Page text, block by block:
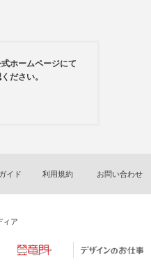
ホームページにて
ださい。
イド 利用規約 お問い合わせ
ィア